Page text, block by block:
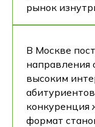
рынок
В Москве
направления
высоким
конкуренция
формат